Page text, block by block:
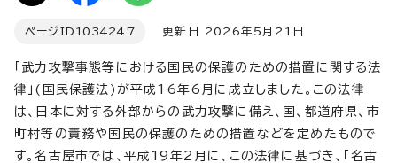
ページID 1034247 更新日 2026年5月21日
「武力攻撃事態等における国民の保護のための措置に関する法
律」(国民保護法)が平成16年6月に成立しました。この法律
は、日本に対する外部からの武力攻撃に備え、国、都道府県、市
町村等の責務や国民の保護のための措置などを定めたもので
す。名古屋市では、平成19年2月に、この法律に基づき、「名古